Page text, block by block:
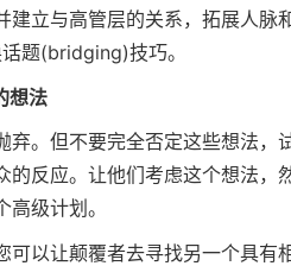
建立与高管层的关系，拓展人
题(bridging)技巧。
想法
弃。但不要完全否定这些想法
的反应。让他们考虑这个想法
级计划。
可以让颠覆者去寻找另一个具